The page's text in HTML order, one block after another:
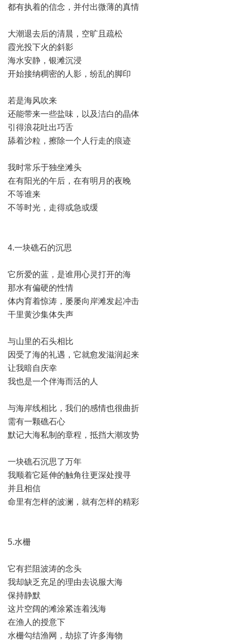
都有执着的信念，并付出微薄的真情
大潮退去后的清晨，空旷且疏松
霞光投下火的斜影
海水安静，银滩沉浸
开始接纳稠密的人影，纷乱的脚印
若是海风吹来
还能带来一些盐味，以及洁白的晶体
引得浪花吐出巧舌
舔着沙粒，擦除一个人行走的痕迹
我时常乐于独坐滩头
在有阳光的午后，在有明月的夜晚
不等谁来
不等时光，走得或急或缓
4.一块礁石的沉思
它所爱的蓝，是谁用心灵打开的海
那水有偏硬的性情
体内育着惊涛，屡屡向岸滩发起冲击
干里黄沙集体失声
与山里的石头相比
因受了海的礼遇，它就愈发滋润起来
让我暗自庆幸
我也是一个伴海而活的人
与海岸线相比，我们的感情也很曲折
需有一颗礁石心
默记大海私制的章程，抵挡大潮攻势
一块礁石沉思了万年
我顺着它延伸的触角往更深处搜寻
并且相信
命里有怎样的波澜，就有怎样的精彩
5.水栅
它有拦阻波涛的念头
我却缺乏充足的理由去说服大海
保持静默
这片空阔的滩涂紧连着浅海
在渔人的授意下
水栅勾结渔网，劫掠了许多海物